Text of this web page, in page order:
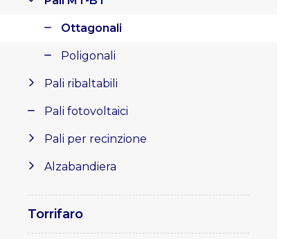
Ottagonali
Poligonali
Pali ribaltabili
Pali fotovoltaici
Pali per recinzione
Alzabandiera
Torrifaro